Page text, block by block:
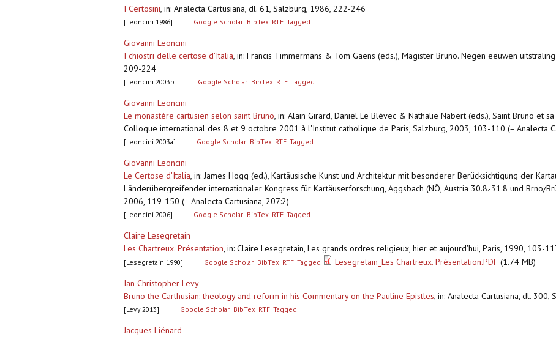
I Certosini, in: Analecta Cartusiana, dl. 61, Salzburg, 1986, 222-246
[Leoncini 1986] Google Scholar BibTex RTF Tagged
Giovanni Leoncini
I chiostri delle certose d'Italia, in: Francis Timmermans & Tom Gaens (eds.), Magister Bruno. Negen eeuwen
209-224
[Leoncini 2003b] Google Scholar BibTex RTF Tagged
Giovanni Leoncini
Le monastère cartusien selon saint Bruno, in: Alain Girard, Daniel Le Blévec & Nathalie Nabert (eds.), Saint Bruno et
Colloque international des 8 et 9 octobre 2001 à l'Institut catholique de Paris, Salzburg, 2003, 103-110 (= Analecta
[Leoncini 2003a] Google Scholar BibTex RTF Tagged
Giovanni Leoncini
Le Certose d'Italia, in: James Hogg (ed.), Kartäusische Kunst und Architektur mit besonderer Berücksichtigung der
Länderübergreifender internationaler Kongress für Kartäuserforschung, Aggsbach (NÖ, Austria 30.8.-31.8 und Brno/
2006, 119-150 (= Analecta Cartusiana, 207:2)
[Leoncini 2006] Google Scholar BibTex RTF Tagged
Claire Lesegretain
Les Chartreux. Présentation, in: Claire Lesegretain, Les grands ordres religieux, hier et aujourd'hui, Paris, 1990, 103-
[Lesegretain 1990] Google Scholar BibTex RTF Tagged Lesegretain_Les Chartreux. Présentation.PDF (1.74 MB)
Ian Christopher Levy
Bruno the Carthusian: theology and reform in his Commentary on the Pauline Epistles, in: Analecta Cartusiana, dl. 300,
[Levy 2013] Google Scholar BibTex RTF Tagged
Jacques Liénard